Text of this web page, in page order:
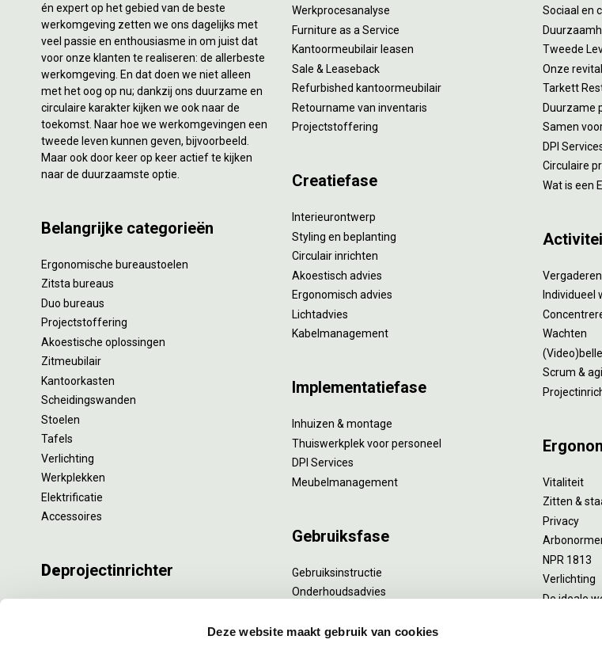
Deze website maakt gebruik van cookies
én expert op het gebied van de beste
werkomgeving zetten we ons dagelijks met
veel passie en enthousiasme in om juist dat
voor onze klanten te realiseren: de allerbeste
werkomgeving. En dat doen we niet alleen
met het oog op nu; dankzij ons duurzame en
circulaire karakter kijken we ook naar de
toekomst. Naar hoe we werkomgevingen een
tweede leven kunnen geven, bijvoorbeeld.
Maar ook door keer op keer actief te kijken
naar de duurzaamste optie.
Belangrijke categorieën
Ergonomische bureaustoelen
Zitsta bureaus
Duo bureaus
Projectstoffering
Akoestische oplossingen
Zitmeubilair
Kantoorkasten
Scheidingswanden
Stoelen
Tafels
Verlichting
Werkplekken
Elektrificatie
Accessoires
Deprojectinrichter
Werkprocesanalyse
Furniture as a Service
Kantoormeubilair leasen
Sale & Leaseback
Refurbished kantoormeubilair
Retourname van inventaris
Projectstoffering
Creatiefase
Interieurontwerp
Styling en beplanting
Circulair inrichten
Akoestisch advies
Ergonomisch advies
Lichtadvies
Kabelmanagement
Implementatiefase
Inhuizen & montage
Thuiswerkplek voor personeel
DPI Services
Meubelmanagement
Gebruiksfase
Gebruiksinstructie
Onderhoudsadvies
Specialistische reiniging
Sociaal en
Tweede
Onze
Tarkett
Duurzame
Samen
DPI
Circulaire
Wat is een
Vergaderen
Individueel
Wachten
Scrum &
Vitaliteit
Zitten &
Privacy
NPR 1813
Verlichting
De ideale